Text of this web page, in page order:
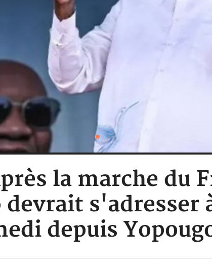
la marche du
devrait s'adresser
depuis